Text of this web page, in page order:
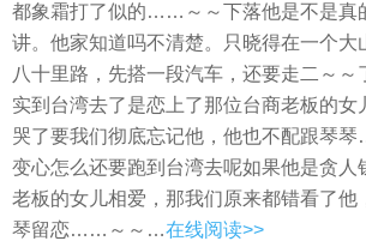
都象霜打了似的……～～下落他是不是真
讲。他家知道吗不清楚。只晓得在一个大
八十里路，先搭一段汽车，还要走二～～
实到台湾去了是恋上了那位台商老板的女
哭了要我们彻底忘记他，他也不配跟琴
变心怎么还要跑到台湾去呢如果他是贪人
老板的女儿相爱，那我们原来都错看了他
琴留恋……～～…在线阅读>>